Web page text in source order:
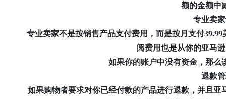
额的金额中
专业卖
专业卖家不是按销售产品支付费用，而是按月支付39.99
阅费用也是从你的亚马
如果你的账户中没有资金，那么
退款
如果购物者要求对你已经付款的产品进行退款，并且亚